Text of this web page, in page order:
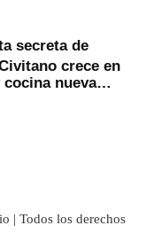
secreta de
crece en
nueva
| Todos los derechos